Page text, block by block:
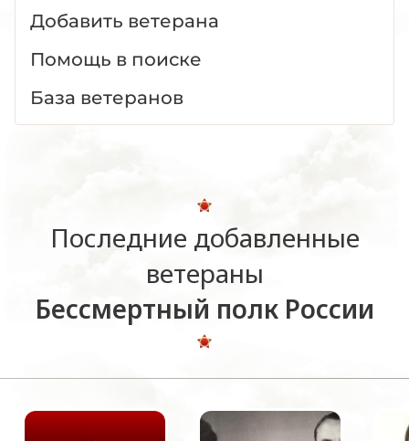
Добавить ветерана
Помощь в поиске
База ветеранов
Последние добавленные
ветераны
Бессмертный полк России